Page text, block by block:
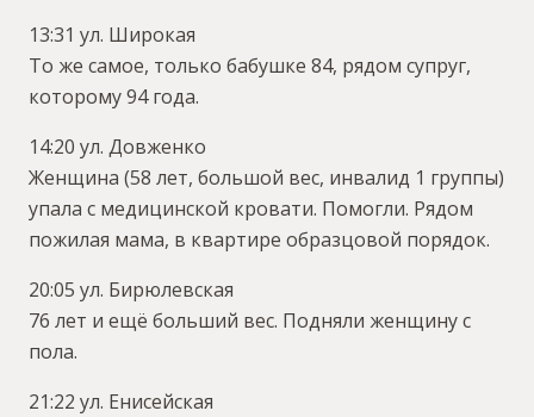
13:31 ул. Широкая
То же самое, только бабушке 84, рядом супруг,
которому 94 года.
14:20 ул. Довженко
Женщина (58 лет, большой вес, инвалид 1 группы)
упала с медицинской кровати. Помогли. Рядом
пожилая мама, в квартире образцовой порядок.
20:05 ул. Бирюлевская
76 лет и ещё больший вес. Подняли женщину с
пола.
21:22 ул. Енисейская